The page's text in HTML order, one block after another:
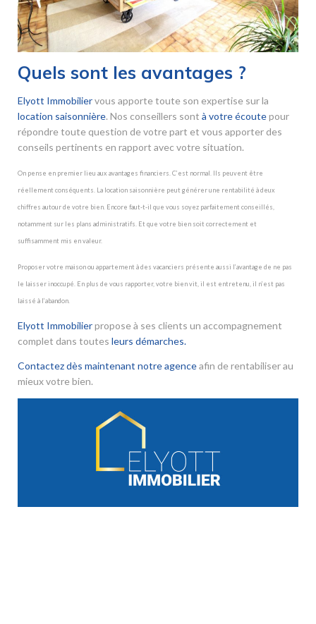
Quels sont les avantages ?
Elyott Immobiliervous apporte toute son expertise sur la
location saisonnière. Nos conseillers sont à votre écoutepour
répondre toute question de votre part et vous apporter des
conseils pertinents en rapport avec votre situation.
On pense en premier lieu aux avantages financiers. C’est normal. Ils peuvent être
réellement conséquents. La location saisonnière peut générer une rentabilité à deux
chiffres autour de votre bien. Encore faut-t-il que vous soyez parfaitement conseillés,
notamment sur les plans administratifs. Et que votre bien soit correctement et
suffisamment mis en valeur.
Proposer votre maison ou appartement à des vacanciers présente aussi l’avantage de ne pas
le laisser inoccupé. En plus de vous rapporter, votre bien vit, il est entretenu, il n’est pas
laissé à l’abandon.
Elyott Immobilierpropose à ses clients un accompagnement
complet dans toutes leurs démarches.
Contactez dès maintenant notre agenceafin de rentabiliser au
mieux votre bien.